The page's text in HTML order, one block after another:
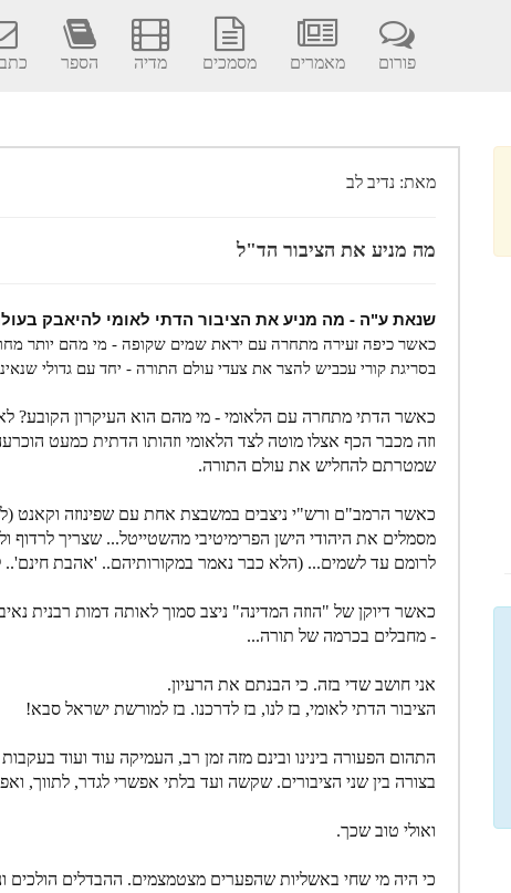
פורום מאמרים מסמכים מדיה הספר
מאת: נדיב לב
מה מניע את הציבור הד"ל
שנאת ע"ה - מה מניע את הציבור הדתי לאומי להיאבק
כאשר כיפה זעירה מתחרה עם יראת שמים שקופה - מי מהם יותר
בסריגת קורי עכביש להצר את צעדי עולם התורה - יחד עם גדולי
כאשר הדתי מתחרה עם הלאומי - מי מהם הוא העיקרון הקובע?
וזה מכבר הכף אצלו מוטה לצד הלאומי וזהותו הדתית כמעט
שמטרתם להחליש את עולם התורה.
כאשר הרמב"ם ורש"י ניצבים במשבצת אחת עם שפינוזה וקאנט
מסמלים את היהודי הישן הפרימיטיבי מהשטייטל... שצריך לרדוף
לרומם עד לשמים... (הלא כבר נאמר במקורותיהם.. 'אהבת חינם'..
כאשר דיוקן של "הוזה המדינה" ניצב סמוך לאותה דמות רבנית
- מחבלים בכרמה של תורה...
אני חושב שדי בזה. כי הבנתם את הרעיון.
הציבור הדתי לאומי, בז לנו, בז לדרכנו. בז למורשת ישראל סבא!
התהום הפעורה בינינו ובינם מזה זמן רב, העמיקה עוד ועוד
בצורה בין שני הציבורים. שקשה ועד בלתי אפשרי לגדר, לתווך,
ואולי טוב שכך.
כי היה מי שחי באשליות שהפערים מצטמצמים. ההבדלים הולכים